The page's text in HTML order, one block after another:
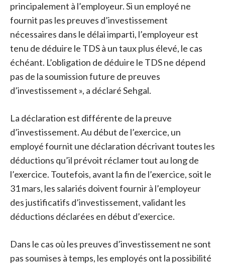
principalement à l’employeur. Si un employé ne
fournit pas les preuves d’investissement
nécessaires dans le délai imparti, l’employeur est
tenu de déduire le TDS à un taux plus élevé, le cas
échéant. L’obligation de déduire le TDS ne dépend
pas de la soumission future de preuves
d’investissement », a déclaré Sehgal.
La déclaration est différente de la preuve
d’investissement. Au début de l’exercice, un
employé fournit une déclaration décrivant toutes les
déductions qu’il prévoit réclamer tout au long de
l’exercice. Toutefois, avant la fin de l’exercice, soit le
31 mars, les salariés doivent fournir à l’employeur
des justificatifs d’investissement, validant les
déductions déclarées en début d’exercice.
Dans le cas où les preuves d’investissement ne sont
pas soumises à temps, les employés ont la possibilité